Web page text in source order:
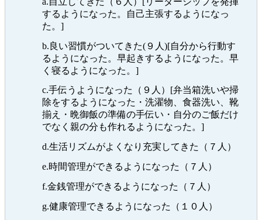
するようになった。自己主張するようになっ
た。]
b.良い習慣がついてきた(９人)[自分から行動す
るようになった。早起きするようになった。早
く寝るようになった。]
c.手伝うようになった（９人）[弁当箱洗いや掃
除をするようになった・洗濯物、食器洗い、靴
揃え・晩御飯の準備の手伝い・自分のご飯だけ
でなく親の分も作れるようになった。]
d.生活リズムがよくなり充実してきた（７人）
e.時間管理ができるようになった（７人）
f.金銭管理ができるようになった（７人）
g.健康管理できるようになった（１０人）